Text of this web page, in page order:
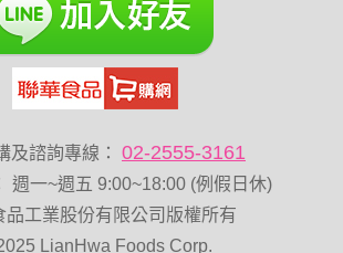
無糖 堅果飲 Diy飯糰
海苔細 蔓越梅 元氣什穀堅果飲
萬歲牌 堅果小包裝活力堅果
無加糖 萬歲牌 蔓越莓
小魚乾 全聯 海苔 隨手包 總匯點心
及諮詢專線： 02-2555-3161
週一~週五 9:00~18:00 (例假日休)
品工業股份有限公司版權所有
LianHwa Foods Corp.